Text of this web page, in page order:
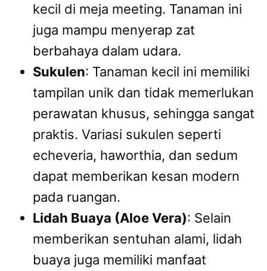
kecil di meja meeting. Tanaman ini
juga mampu menyerap zat
berbahaya dalam udara.
Sukulen: Tanaman kecil ini memiliki
tampilan unik dan tidak memerlukan
perawatan khusus, sehingga sangat
praktis. Variasi sukulen seperti
echeveria, haworthia, dan sedum
dapat memberikan kesan modern
pada ruangan.
Lidah Buaya (Aloe Vera): Selain
memberikan sentuhan alami, lidah
buaya juga memiliki manfaat